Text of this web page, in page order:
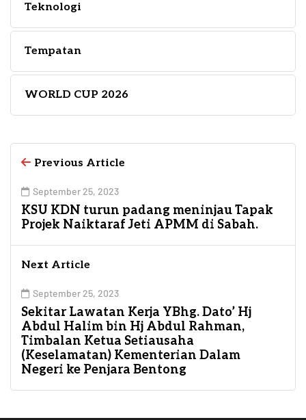
Teknologi
Tempatan
WORLD CUP 2026
Previous Article
September 25, 2023
KSU KDN turun padang meninjau Tapak
Projek Naiktaraf Jeti APMM di Sabah.
Next Article
September 25, 2023
Sekitar Lawatan Kerja YBhg. Dato’ Hj
Abdul Halim bin Hj Abdul Rahman,
Timbalan Ketua Setiausaha
(Keselamatan) Kementerian Dalam
Negeri ke Penjara Bentong